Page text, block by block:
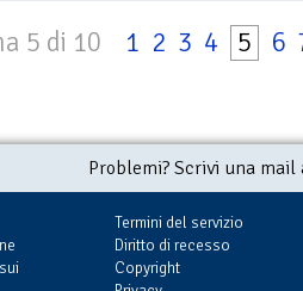
5 di 10 1 2 3 4 5 6
Problemi? Scrivi una
Termini del servizio
Diritto di recesso
Copyright